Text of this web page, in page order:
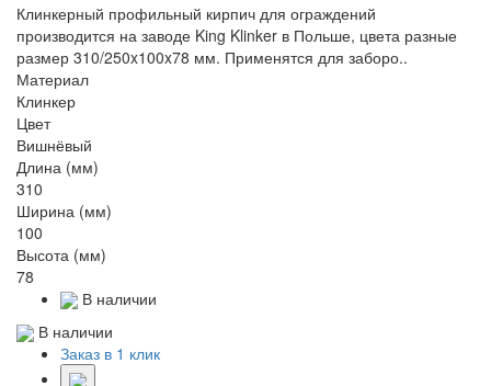
Клинкерный профильный кирпич для ограждений
производится на заводе King Klinker в Польше, цвета разные
размер 310/250x100x78 мм. Применятся для заборо..
Материал
Клинкер
Цвет
Вишнёвый
Длина (мм)
310
Ширина (мм)
100
Высота (мм)
78
В наличии
В наличии
Заказ в 1 клик